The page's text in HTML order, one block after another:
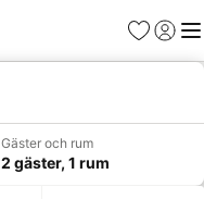
Favoriter
Logga
Gäster och rum
2 gäster, 1 rum